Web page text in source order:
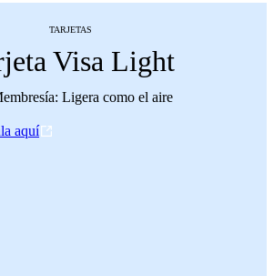
TARJETAS
Visa Light
Ligera como el aire
aquí